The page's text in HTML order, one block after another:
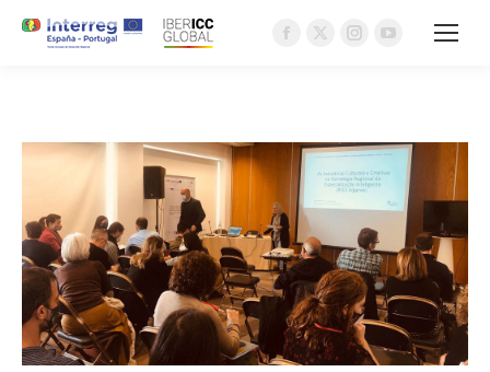
Facebook
new
window
X
new
window
Instagram
new
window
YouTube
new
window